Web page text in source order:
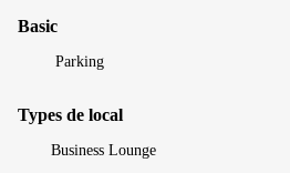
Basic
Parking
Types de local
Business Lounge